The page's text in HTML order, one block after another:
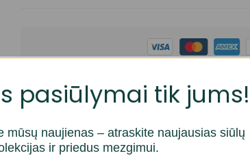
Saugūs
pasiūlymai tik jums!
mūsų naujienas – atraskite naujausias siūlų
ir priedus mezgimui.